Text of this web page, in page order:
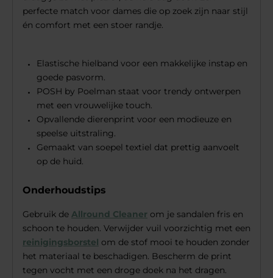
perfecte match voor dames die op zoek zijn naar stijl
én comfort met een stoer randje.
Elastische hielband voor een makkelijke instap en
goede pasvorm.
POSH by Poelman staat voor trendy ontwerpen
met een vrouwelijke touch.
Opvallende dierenprint voor een modieuze en
speelse uitstraling.
Gemaakt van soepel textiel dat prettig aanvoelt
op de huid.
Onderhoudstips
Gebruik de Allround Cleaner om je sandalen fris en
schoon te houden. Verwijder vuil voorzichtig met een
reinigingsborstel om de stof mooi te houden zonder
het materiaal te beschadigen. Bescherm de print
tegen vocht met een droge doek na het dragen.